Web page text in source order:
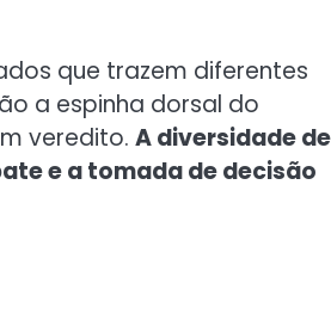
que trazem diferentes
a espinha dorsal do
veredito. A diversidade de
e a tomada de decisão